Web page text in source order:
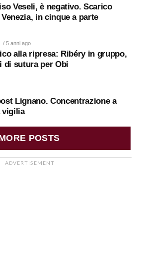
Veseli, è negativo. Scarico
in cinque a parte
/ 5 anni ago
alla ripresa: Ribéry in gruppo,
di sutura per Obi
Lignano. Concentrazione a
vigilia
POSTS
ADVERTISEMENT